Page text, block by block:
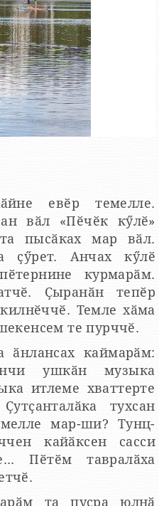
евӗр темелле.
вӑл «Пӗчӗк кӳлӗ»
пысӑках мар вӑл.
ҫӳрет. Анчах кӳлӗ
курмарӑм.
Ҫыранӑн тепӗр
Темле хӑма
те пурччӗ.
ӑнлансах каймарӑм:
ушкӑн музыка
итлеме хваттерте
тухсан
мар-ши? Тунц-
кайӑксен сасси
Пӗтӗм тавралӑха
та пуҫра юлнӑ